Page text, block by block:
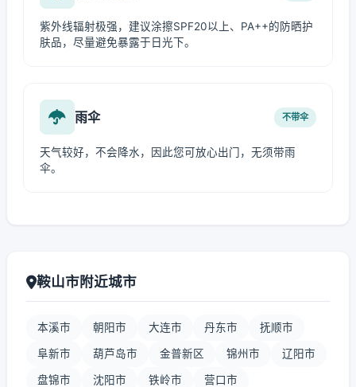
紫外线辐射极强，建议涂擦SPF20以上、PA++的防晒护
肤品，尽量避免暴露于日光下。
雨伞 不带伞
天气较好，不会降水，因此您可放心出门，无须带雨
伞。
鞍山市附近城市
本溪市 朝阳市 大连市 丹东市 抚顺市
阜新市 葫芦岛市 金普新区 锦州市 辽阳市
盘锦市 沈阳市 铁岭市 营口市